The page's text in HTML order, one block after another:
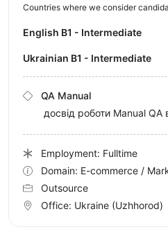
Countries where we consider
English B1 - Intermediate
Ukrainian B1 - Intermediate
QA Manual
досвід роботи Manual QA
Employment: Fulltime
Domain: E-commerce /
Outsource
Office: Ukraine (Uzhhorod)